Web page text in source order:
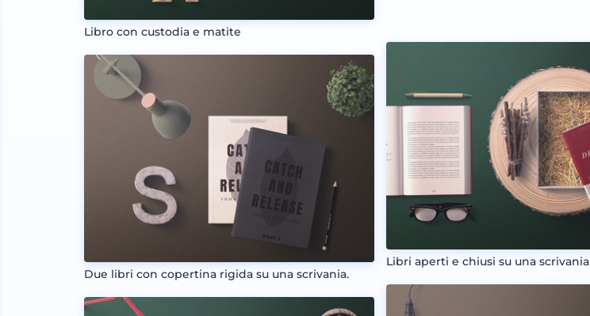
Libro con custodia e matite
Due libri con copertina rigida su una scrivania.
Libri aperti e chiusi su una scrivania